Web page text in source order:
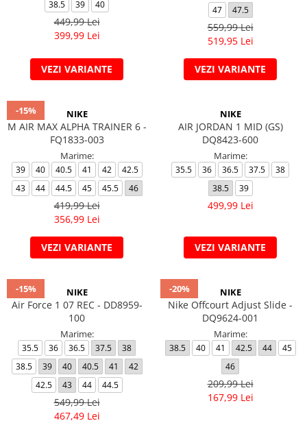
Pantaloni
Pantaloni scurți
Rochii/Fuste
Treninguri
Tricouri
Treninguri38.5
39 40
449,99 Lei
399,99 Lei
VEZI VARIANTE
47
47.5
559,99 Lei
519,95 Lei
VEZI VARIANTE
-15% NIKE
M AIR MAX ALPHA TRAINER 6 -
FQ1833-003
Marime:
39 40 40.5 41 42
42.5
43
44 44.5 45 45.5 46
419,99 Lei
356,99 Lei
VEZI VARIANTE
NIKE
AIR JORDAN 1 MID (GS)
DQ8423-600
Marime:
35.5 36 36.5 37.5
38
38.5
39
499,99 Lei
VEZI VARIANTE
-15% NIKE
Air Force 1 07 REC - DD8959-
100
Marime:
35.5 36 36.5 37.5
38
38.5
39 40 40.5 41
42
42.5
43 44 44.5
549,99 Lei
467,49 Lei
-20% NIKE
Nike Offcourt Adjust Slide -
DQ9624-001
Marime:
38.5 40 41 42.5 44
45
46
209,99 Lei
167,99 Lei